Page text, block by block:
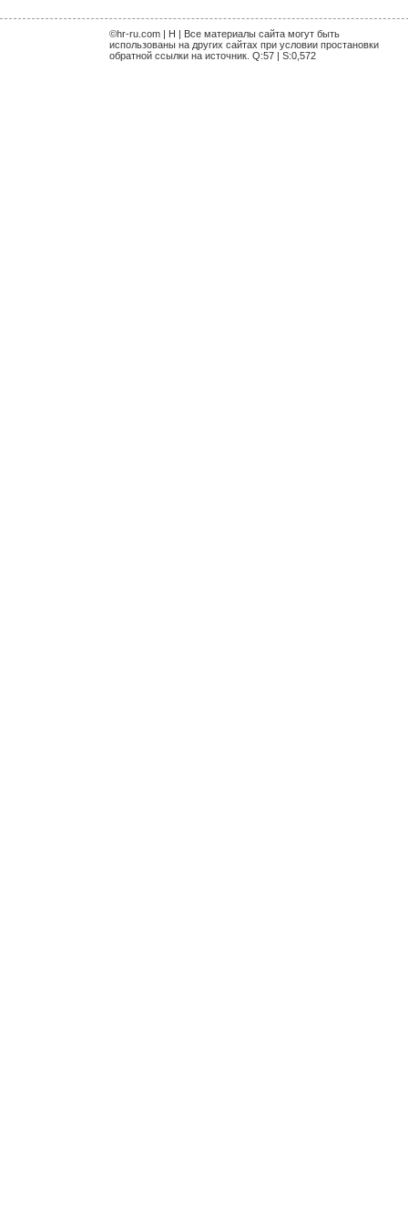
©hr-ru.com | H | Все материалы сайта могут быть
использованы на других сайтах при условии простановки
обратной ссылки на источник. Q:57 | S:0,572